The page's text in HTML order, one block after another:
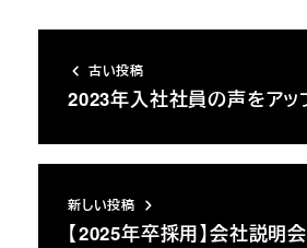
古い投稿
2023年入社社員の声をアッ
新しい投稿
【2025年卒採用】会社説明